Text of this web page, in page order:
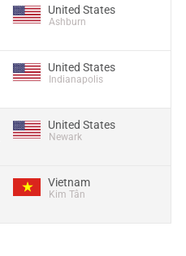
United States
Ashburn
United States
Indianapolis
United States
Newark
Vietnam
Kim Tân